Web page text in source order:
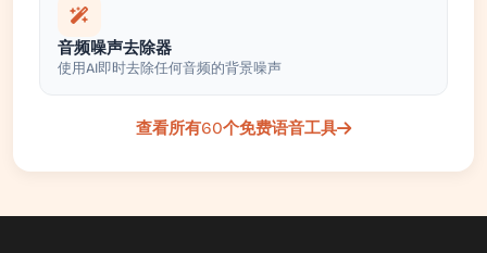
音频噪声去除器
使用AI即时去除任何音频的背景噪声
查看所有60个免费语音工具